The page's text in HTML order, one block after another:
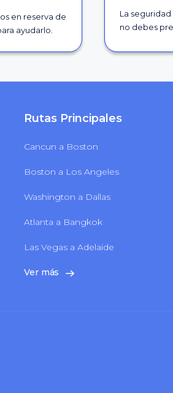
en reserva de
ayudarlo.
La
no debes
Rutas Principales
Cancun a Boston
Boston a Los Angeles
Washington a Dallas
Atlanta a Bangkok
Las Vegas a Adelaide
Ver más